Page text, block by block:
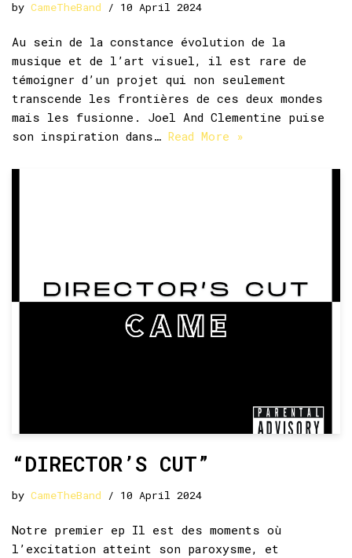
by CameTheBand 10 April 2024
Au sein de la constance évolution de la
musique et de l’art visuel, il est rare de
témoigner d’un projet qui non seulement
transcende les frontières de ces deux mondes
mais les fusionne. Joel And Clementine puise
son inspiration dans… Read More »
“DIRECTOR’S CUT”
by CameTheBand 10 April 2024
Notre premier ep Il est des moments où
l’excitation atteint son paroxysme, et